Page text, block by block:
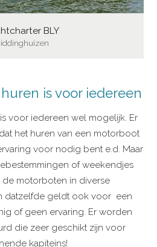
BLY
is voor iedereen
voor iedereen wel mogelijk. Er
het huren van een motorboot
voor nodig bent e.d. Maar
of weekendjes
motorboten in diverse
datzelfde geldt ook voor een
of geen ervaring. Er worden
die zeer geschikt zijn voor
kapiteins!